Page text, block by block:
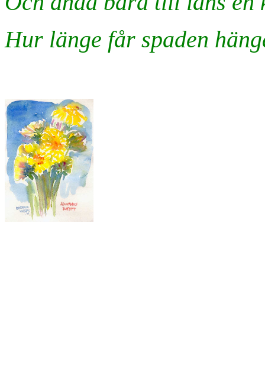
Hur länge får spaden